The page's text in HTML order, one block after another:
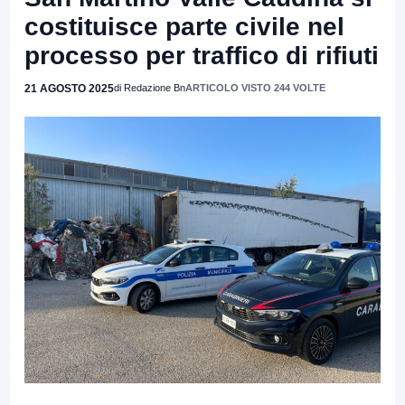
costituisce parte civile nel
processo per traffico di rifiuti
21 AGOSTO 2025di Redazione BnARTICOLO VISTO 244 VOLTE